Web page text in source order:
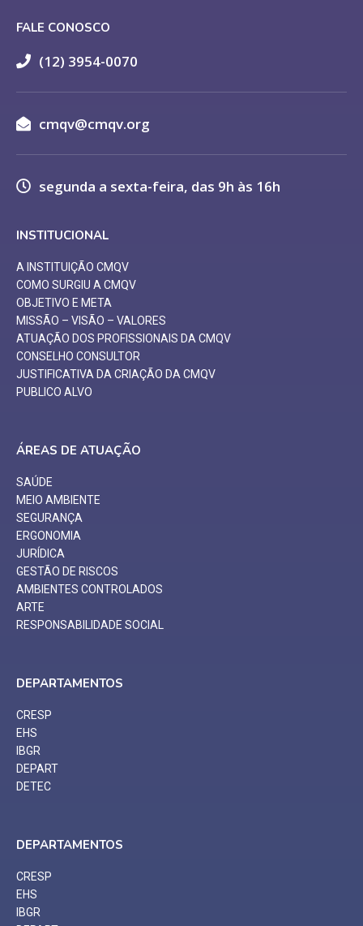
FALE CONOSCO
(12) 3954-0070
cmqv@cmqv.org
segunda a sexta-feira, das 9h às 16h
INSTITUCIONAL
A INSTITUIÇÃO CMQV
COMO SURGIU A CMQV
OBJETIVO E META
MISSÃO – VISÃO – VALORES
ATUAÇÃO DOS PROFISSIONAIS DA CMQV
CONSELHO CONSULTOR
JUSTIFICATIVA DA CRIAÇÃO DA CMQV
PUBLICO ALVO
ÁREAS DE ATUAÇÃO
SAÚDE
MEIO AMBIENTE
SEGURANÇA
ERGONOMIA
JURÍDICA
GESTÃO DE RISCOS
AMBIENTES CONTROLADOS
ARTE
RESPONSABILIDADE SOCIAL
DEPARTAMENTOS
CRESP
EHS
IBGR
DEPART
DETEC
DEPARTAMENTOS
CRESP
EHS
IBGR